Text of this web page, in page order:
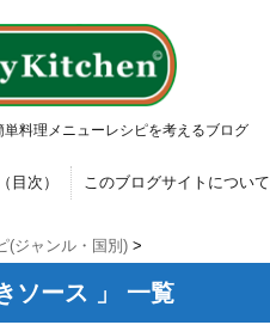
料理メニューレシピを考えるブログ
目次） このブログサイトについて
(ジャンル・国別) >
ソース 」 一覧